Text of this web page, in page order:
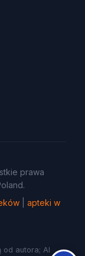
prawa
apteki w
od autora; AI